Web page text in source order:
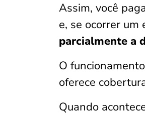
Assim, você
e, se ocorrer um
parcialmente a
O
oferece
Quando